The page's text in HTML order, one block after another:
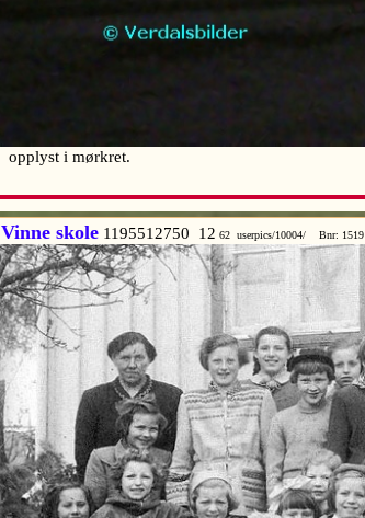
opplyst i mørkret.
Vinne skole 1195512750 12 62 userpics/10004/ Bnr: 1519